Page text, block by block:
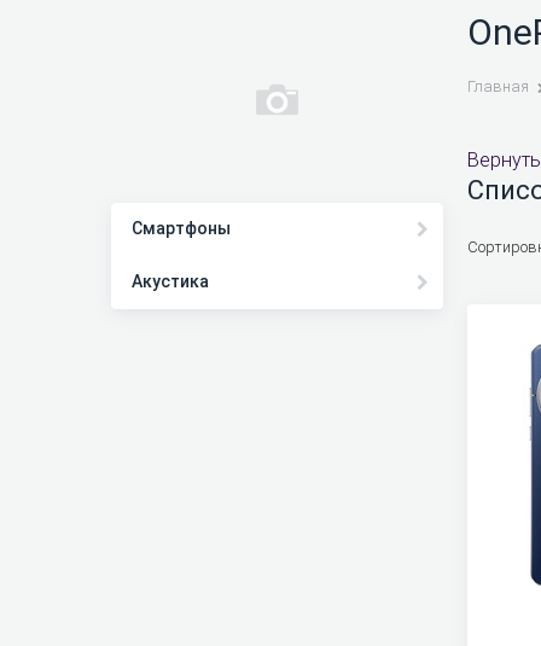
Смартфоны
Акустика
Главная